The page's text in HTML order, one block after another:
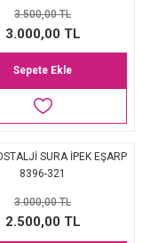
3.500,00 TL
3.000,00 TL
Sepete Ekle
SURA İPEK EŞARP
8396-321
3.000,00 TL
2.500,00 TL